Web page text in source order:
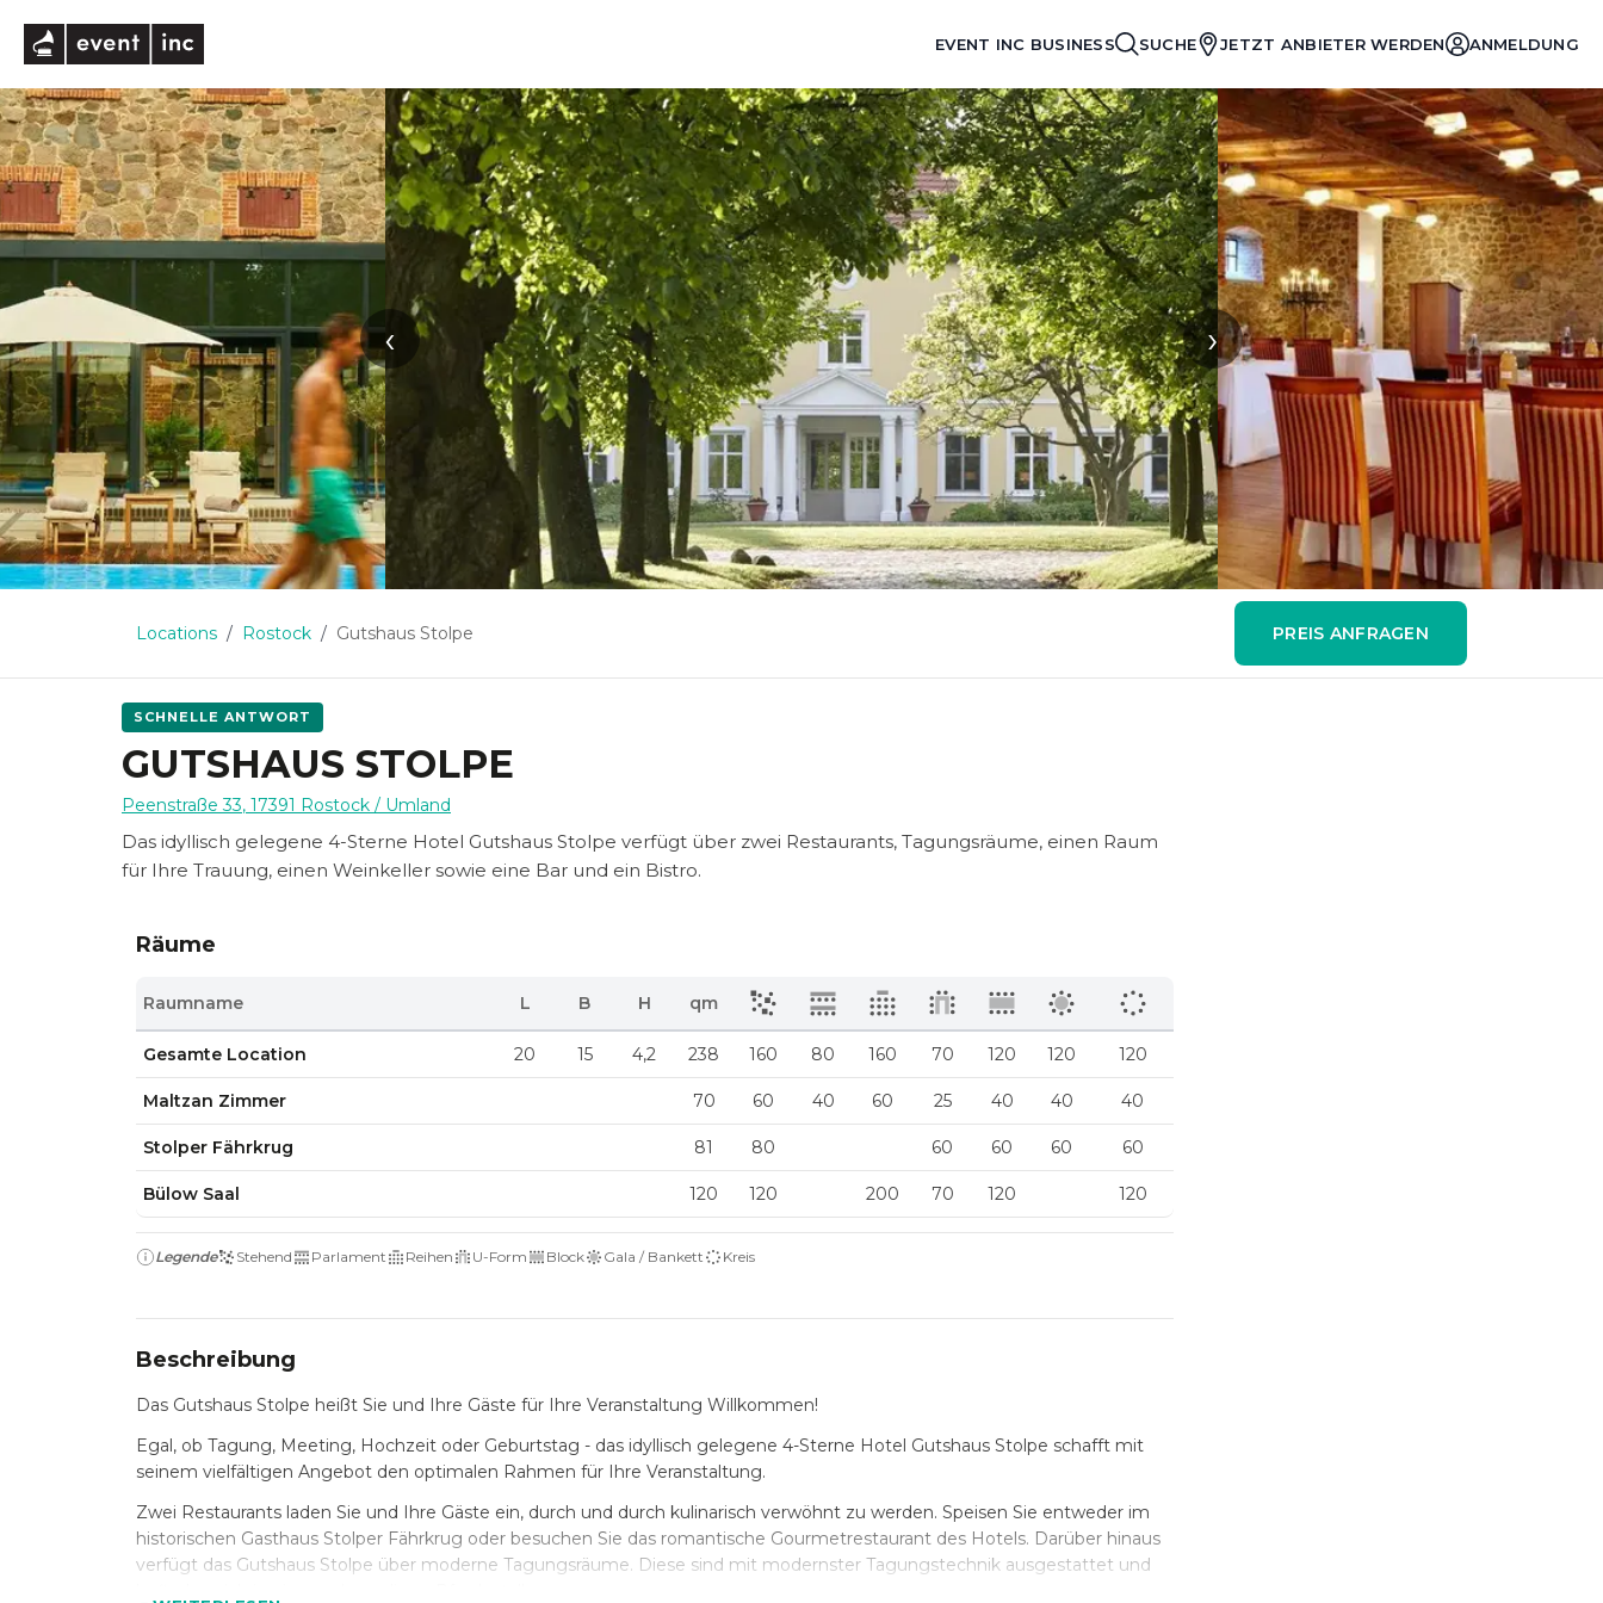
EVENT INC BUSINESS SUCHE JETZT ANBIETER WERDEN ANMELDUNG
‹ ›
Locations Rostock Gutshaus Stolpe PREIS ANFRAGEN
SCHNELLE ANTWORT
GUTSHAUS STOLPE
Peenstraße 33, 17391 Rostock / Umland
Das idyllisch gelegene 4-Sterne Hotel Gutshaus Stolpe verfügt über zwei Restaurants, Tagungsräume, einen Raum
für Ihre Trauung, einen Weinkeller sowie eine Bar und ein Bistro.
Räume
Raumname L B H qm
Gesamte Location 20 15 4,2 238 160 80 160 70 120 120 120
Maltzan Zimmer 70 60 40 60 25 40 40 40
Stolper Fährkrug 81 80 60 60 60 60
Bülow Saal 120 120 200 70 120 120
Legende Stehend Parlament Reihen U-Form Block Gala / Bankett Kreis
Beschreibung
Das Gutshaus Stolpe heißt Sie und Ihre Gäste für Ihre Veranstaltung Willkommen!
Egal, ob Tagung, Meeting, Hochzeit oder Geburtstag - das idyllisch gelegene 4-Sterne Hotel Gutshaus Stolpe schafft mit
seinem vielfältigen Angebot den optimalen Rahmen für Ihre Veranstaltung.
Zwei Restaurants laden Sie und Ihre Gäste ein, durch und durch kulinarisch verwöhnt zu werden. Speisen Sie entweder im
historischen Gasthaus Stolper Fährkrug oder besuchen Sie das romantische Gourmetrestaurant des Hotels. Darüber hinaus
verfügt das Gutshaus Stolpe über moderne Tagungsräume. Diese sind mit modernster Tagungstechnik ausgestattet und